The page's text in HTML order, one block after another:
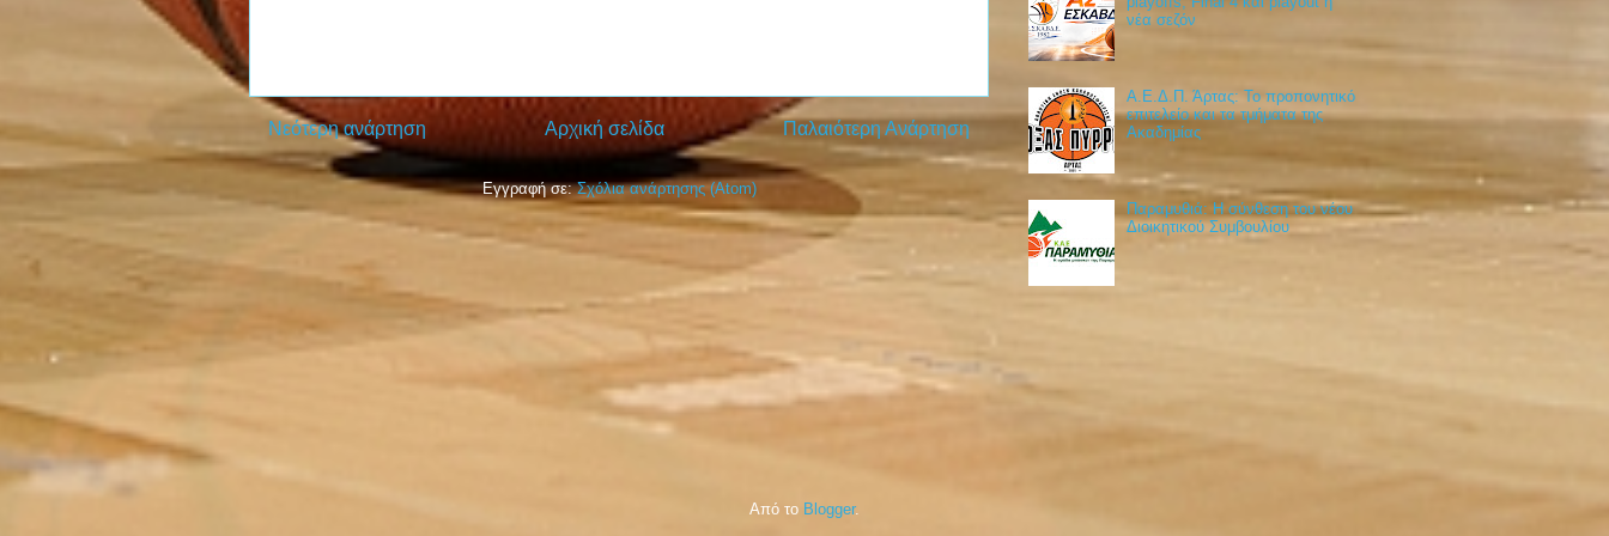
Νεότερη ανάρτηση Παλαιότερη Ανάρτηση
Αρχική σελίδα
Εγγραφή σε:Σχόλια ανάρτησης (Atom)
νέα σεζόν
Α.Ε.Δ.Π. Άρτας: Το προπονητικό
επιτελείο και τα τμήματα της
Ακαδημίας
Παραμυθιά: Η σύνθεση του νέου
Διοικητικού Συμβουλίου
Από το Blogger.